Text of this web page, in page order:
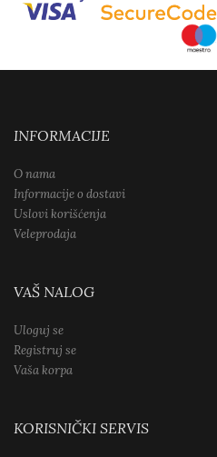
INFORMACIJE
O nama
Informacije o dostavi
Uslovi korišćenja
Veleprodaja
VAŠ NALOG
Uloguj se
Registruj se
Vaša korpa
KORISNIČKI SERVIS